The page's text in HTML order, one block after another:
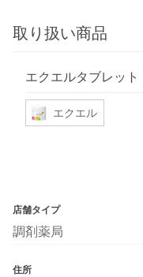
取り扱い商品
エクエルタブレット
エクエル
店舗タイプ
調剤薬局
住所